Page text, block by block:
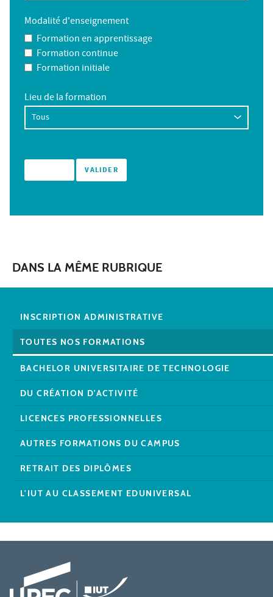
Modalité d'enseignement
Formation en apprentissage
Formation continue
Formation initiale
Lieu de la formation
DANS LA MÊME RUBRIQUE
INSCRIPTION ADMINISTRATIVE
TOUTES NOS FORMATIONS
BACHELOR UNIVERSITAIRE DE TECHNOLOGIE
DU CRÉATION D'ACTIVITÉ
LICENCES PROFESSIONNELLES
AUTRES FORMATIONS DU CAMPUS
RETRAIT DES DIPLÔMES
L'IUT AU CLASSEMENT EDUNIVERSAL